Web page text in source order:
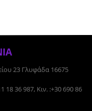
23 Γλυφάδα 16675
18 36 987, Κιν. :+30 690 86